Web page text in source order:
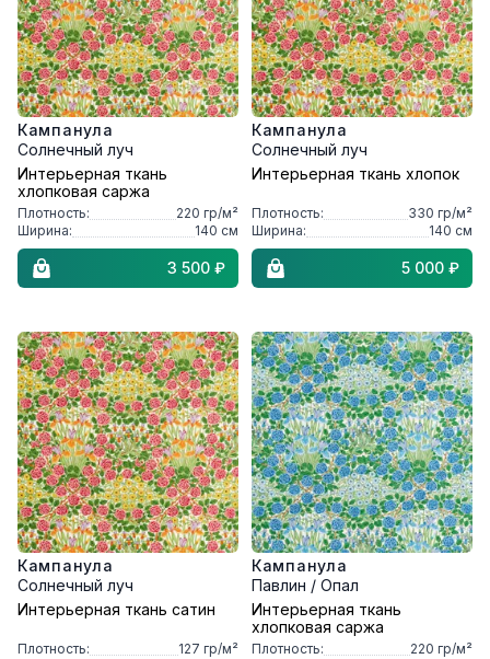
Кампанула
Солнечный луч
Интерьерная ткань
хлопковая саржа
Плотность: 220 гр/м²
Ширина:
140 см
3 500 ₽
Кампанула
Солнечный луч
Интерьерная ткань хлопок
Плотность: 330 гр/м²
Ширина:
140 см
5 000 ₽
Кампанула
Солнечный луч
Интерьерная ткань сатин
Плотность: 127 гр/м²
Кампанула
Павлин / Опал
Интерьерная ткань
хлопковая саржа
Плотность: 220 гр/м²